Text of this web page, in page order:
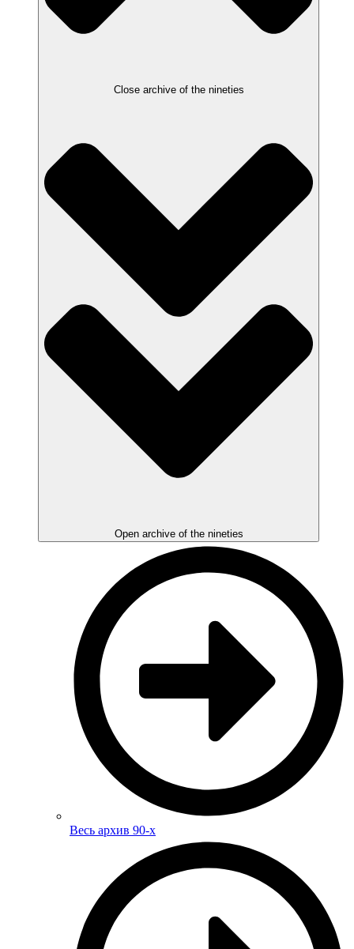
Close archive of the nineties
Open archive of the nineties
Весь архив 90-х